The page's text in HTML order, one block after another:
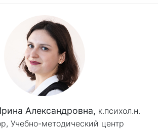
Александровна, к.психол.н.
Учебно-методический центр